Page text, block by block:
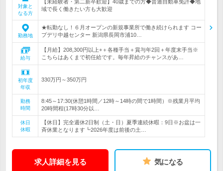
対象と
なる方
【未経験者・第二新卒歓迎】40歳までの方◆普通自動車免許◆地
域で長く働きたい方も大歓迎
勤務地
★転勤なし！６月オープンの新規事業所で働き続けられます コー
プデリ中越センター 新潟県長岡市浦10…
給与
【月給】208,300円以上+＋各種手当＋賞与年2回＋年度末手当※
こちらはあくまで初任給です。毎年昇給のチャンスがあ…
初年度
年収
330万円～350万円
勤務
時間
8:45～17:30(休憩1時間／12時～14時の間で1時間）※残業月平均
20時間程(17時30分以…
休日
休暇
【休日】完全週休2日制（土・日）夏季連続休暇：9日※お盆は一
斉休業となります┗2026年度は前後の土…
求人詳細を見る 気になる